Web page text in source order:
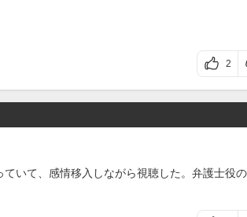
2
いて、感情移入しながら視聴した。弁護士役